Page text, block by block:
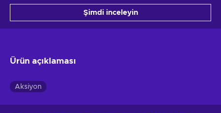
Şimdi inceleyin
Ürün açıklaması
Aksiyon